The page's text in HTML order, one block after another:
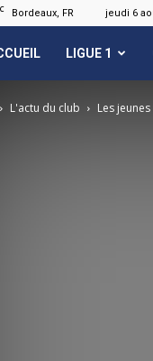
C Bordeaux, FR jeudi 6
LIGUE 1
L'actu du club Les jeunes